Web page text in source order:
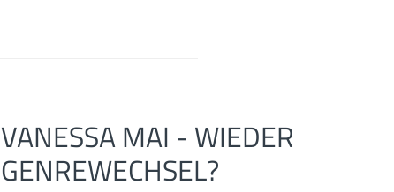
VANESSA MAI - WIEDER
GENREWECHSEL?